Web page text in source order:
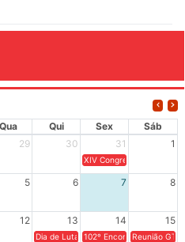
Qua Qui Sex
Sáb
29 30 31 1
XIV Congresso Brasileiro
5 6 7 8
12 13 14 15
Dia de Luta em Defesa de Cuba e da
102º Encontro da
Reunião